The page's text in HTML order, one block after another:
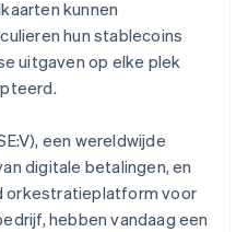
kunnen
hun stablecoins
uitgaven op elke plek
een wereldwijde
digitale betalingen, en
orkestratieplatform voor
hebben vandaag een